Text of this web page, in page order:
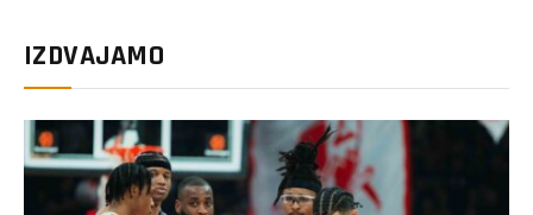
IZDVAJAMO